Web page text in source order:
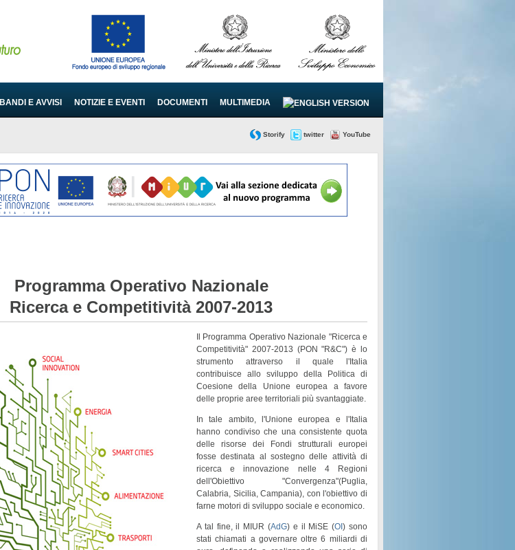
BANDI E AVVISI NOTIZIE E EVENTI DOCUMENTI MULTIMEDIA
Storify twitter YouTube
Programma Operativo Nazionale
Ricerca e Competitività 2007-2013
Il Programma Operativo Nazionale "Ricerca e
Competitività" 2007-2013 (PON "R&C") è lo
strumento attraverso il quale l'Italia
contribuisce allo sviluppo della Politica di
Coesione della Unione europea a favore
delle proprie aree territoriali più svantaggiate.
In tale ambito, l'Unione europea e l'Italia
hanno condiviso che una consistente quota
delle risorse dei Fondi strutturali europei
fosse destinata al sostegno delle attività di
ricerca e innovazione nelle 4 Regioni
dell'Obiettivo "Convergenza"(Puglia,
Calabria, Sicilia, Campania), con l'obiettivo di
farne motori di sviluppo sociale e economico.
A tal fine, il MIUR (AdG) e il MiSE (OI) sono
stati chiamati a governareoltre 6 miliardi di